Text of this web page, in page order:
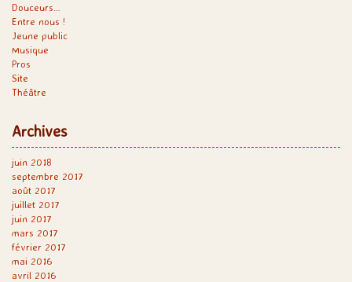
Douceurs…
Entre nous !
Jeune public
Musique
Pros
Site
Théâtre
Archives
juin 2018
septembre 2017
août 2017
juillet 2017
juin 2017
mars 2017
février 2017
mai 2016
avril 2016